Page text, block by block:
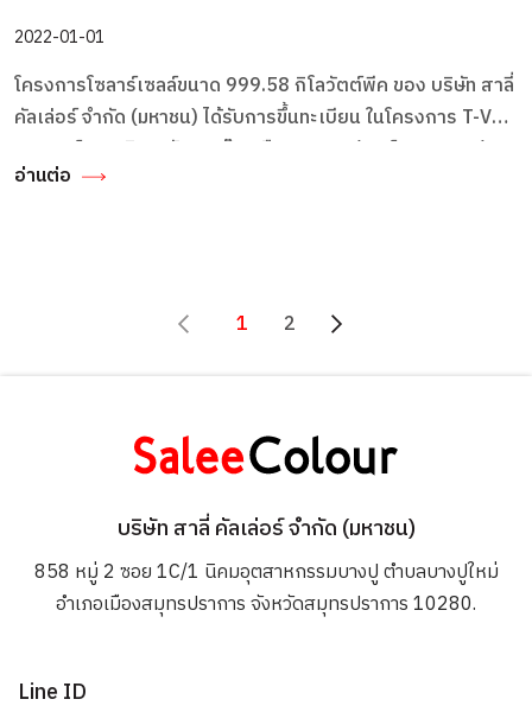
2022-01-01
โครงการโซลาร์เซลล์ขนาด 999.58 กิโลวัตต์พีค ของ บริษัท สาลี่
คัลเล่อร์ จำกัด (มหาชน) ได้รับการขึ้นทะเบียน ในโครงการ T-VER
จากองค์การบริหารจัดการก๊าซเรือนกระจก (องค์การมหาชน)
อ่านต่อ
1 2
บริษัท สาลี่ คัลเล่อร์ จำกัด (มหาชน)
858 หมู่ 2 ซอย 1C/1 นิคมอุตสาหกรรมบางปู ตำบลบางปูใหม่
อำเภอเมืองสมุทรปราการ จังหวัดสมุทรปราการ 10280.
Line ID